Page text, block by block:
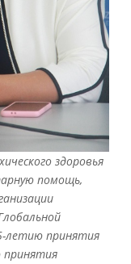
здоровья
помощь,
летию принятия
принятия